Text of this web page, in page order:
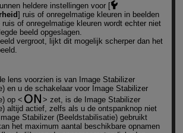
heldere instellingen voor [
] ruis of onregelmatige kleuren in beelden
of onregelmatige kleuren wordt echter niet
beeld opgeslagen.
vergroot, lijkt dit mogelijk scherper dan het
lens voorzien is van Image Stabilizer
en u de schakelaar voor Image Stabilizer
op
zet, is de Image Stabilizer
altijd actief, zelfs als u de ontspanknop niet
Stabilizer (Beeldstabilisatie) gebruikt
het maximum aantal beschikbare opnamen